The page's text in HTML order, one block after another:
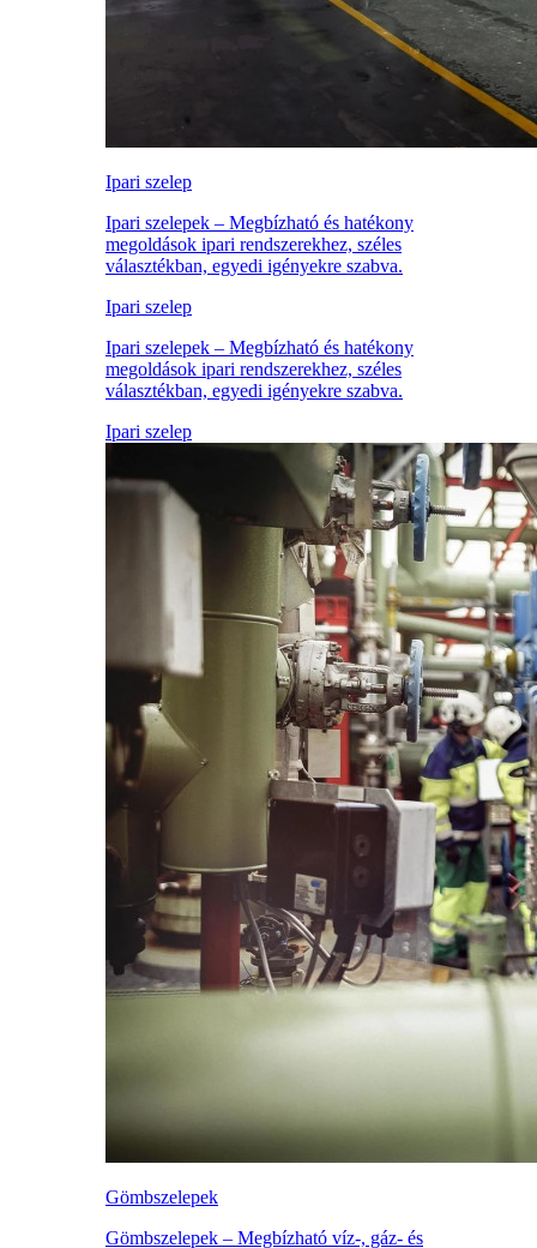
Ipari szelep
Ipari szelepek – Megbízható és hatékony
megoldások ipari rendszerekhez, széles
választékban, egyedi igényekre szabva.
Ipari szelep
Ipari szelepek – Megbízható és hatékony
megoldások ipari rendszerekhez, széles
választékban, egyedi igényekre szabva.
Ipari szelep
Gömbszelepek
Gömbszelepek – Megbízható víz-, gáz- és